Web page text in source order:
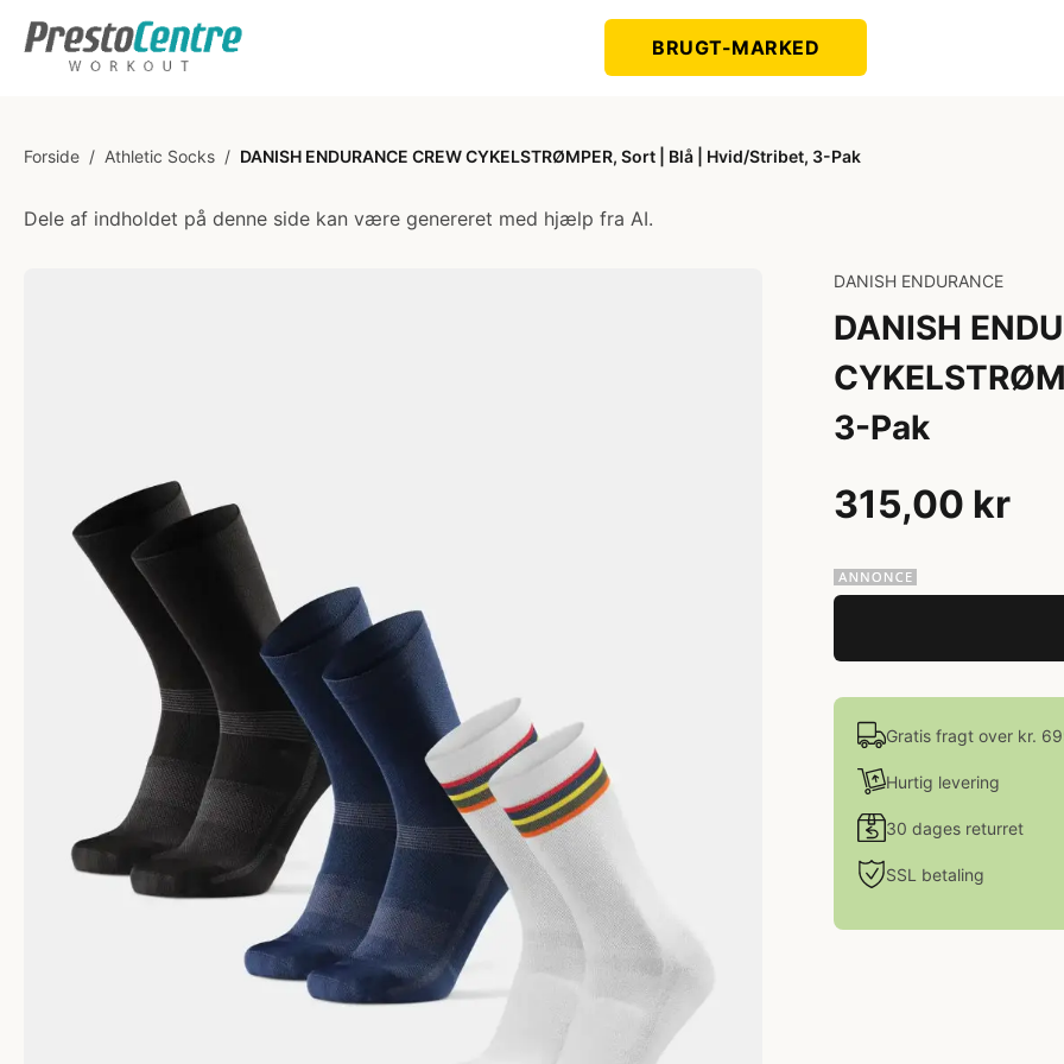
BRUGT-MARKED
Forside / Athletic Socks / DANISH ENDURANCE CREW CYKELSTRØMPER, Sort | Blå | Hvid/Stribet, 3-Pak
Dele af indholdet på denne side kan være genereret med hjælp fra AI.
DANISH ENDURANCE
DANISH
3-Pak
315,00 kr
Gratis fragt over kr.
Hurtig levering
30 dages returret
SSL betaling